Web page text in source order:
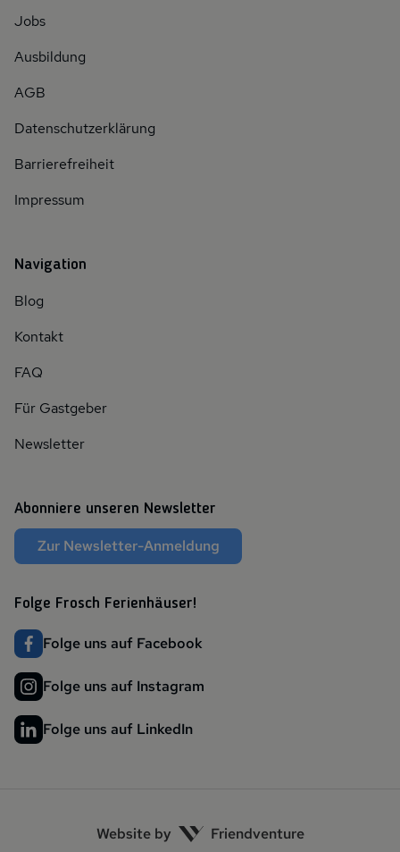
Jobs
Ausbildung
AGB
Datenschutzerklärung
Barrierefreiheit
Impressum
Navigation
Blog
Kontakt
FAQ
Für Gastgeber
Newsletter
Abonniere unseren Newsletter
Zur Newsletter-Anmeldung
Folge Frosch Ferienhäuser!
Folge uns auf Facebook
Folge uns auf Instagram
Folge uns auf LinkedIn
Website by Friendventure